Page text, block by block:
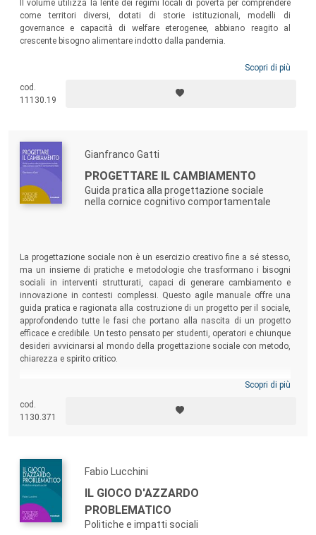
Il volume utilizza la lente dei regimi locali di povertà per comprendere
come territori diversi, dotati di storie istituzionali, modelli di
governance e capacità di welfare eterogenee, abbiano reagito al
crescente bisogno alimentare indotto dalla pandemia.
Scopri di più
cod.
11130.19
Gianfranco Gatti
PROGETTARE IL CAMBIAMENTO
Guida pratica alla progettazione sociale
nella cornice cognitivo comportamentale
La progettazione sociale non è un esercizio creativo fine a sé stesso,
ma un insieme di pratiche e metodologie che trasformano i bisogni
sociali in interventi strutturati, capaci di generare cambiamento e
innovazione in contesti complessi. Questo agile manuale offre una
guida pratica e ragionata alla costruzione di un progetto per il sociale,
approfondendo tutte le fasi che portano alla nascita di un progetto
efficace e credibile. Un testo pensato per studenti, operatori e chiunque
desideri avvicinarsi al mondo della progettazione sociale con metodo,
chiarezza e spirito critico.
Scopri di più
cod.
1130.371
Fabio Lucchini
IL GIOCO D'AZZARDO
PROBLEMATICO
Politiche e impatti sociali